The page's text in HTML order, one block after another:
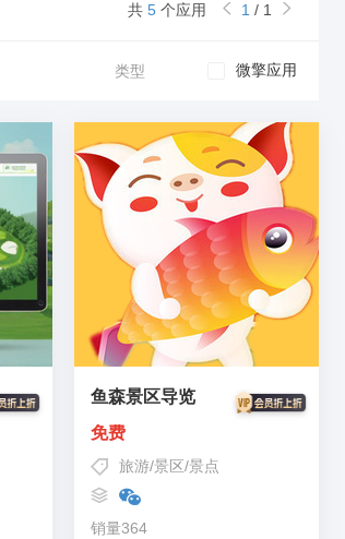
共 5 个应用 1 / 1
类型 微擎应用
鱼森景区导览
免费
旅游/景区/景点
销量364